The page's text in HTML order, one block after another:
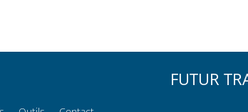
FUTUR